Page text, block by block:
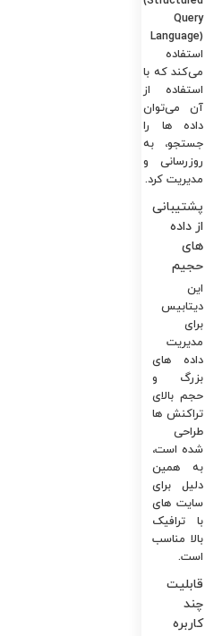
Query
Language)
استفاده
می‌کند که با
استفاده از
آن می‌توان
داده ها را
جستجو، به
روزرسانی و
مدیریت کرد.
پشتیبانی
از داده
های
حجیم
این
دیتابیس
برای
مدیریت
داده های
بزرگ و
حجم بالای
تراکنش ها
طراحی
شده است،
به همین
دلیل برای
سایت های
با ترافیک
بالا مناسب
است.
قابلیت
چند
کاربره